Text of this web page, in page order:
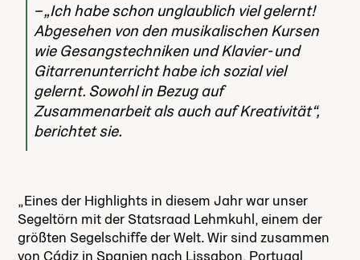
„Ich habe schon unglaublich viel gelernt!
Abgesehen von den musikalischen Kursen
wie Gesangstechniken und Klavier- und
Gitarrenunterricht habe ich sozial viel
gelernt. Sowohl in Bezug auf
Zusammenarbeit als auch auf Kreativität“,
berichtet sie.
„Eines der Highlights in diesem Jahr war unser
Segeltörn mit der Statsraad Lehmkuhl, einem der
größten Segelschiffe der Welt. Wir sind zusammen
von Cádiz in Spanien nach Lissabon, Portugal